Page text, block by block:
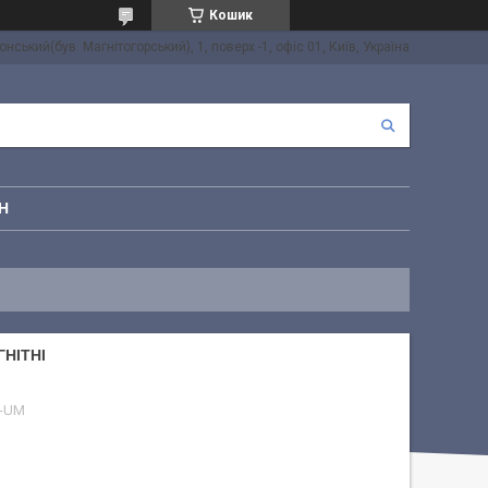
Кошик
Магнітогорський), 1, поверх -1, офіс 01, Київ, Україна
UM